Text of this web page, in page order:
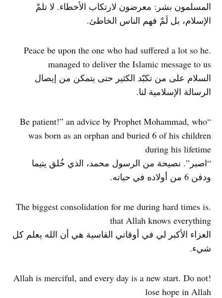
المسلمون بشر: معرضون لارتكاب الأخطاء. لا تلمْ
الإسلام، بل لَمْ فهم الناس الخاطئ.
.Peace be upon the one who had suffered a lot so he
managed to deliver the Islamic message to us
السلام على من تكبّد الكثير حتى يتمكن من إيصال
الرسالة الإسلامية لنا.
“Be patient!” an advice by Prophet Mohammad, who
was born as an orphan and buried 6 of his children
during his lifetime
“اصبر”. نصيحة من الرسول محمد، الذي خُلق يتيما
ودفن 6 من أولاده في حياته.
.The biggest consolidation for me during hard times is
that Allah knows everything
العزاء الأكبر لي في أوقاتي القاسية هي أن الله يعلم كل
شيء.
!Allah is merciful, and every day is a new start. Do not
lose hope in Allah